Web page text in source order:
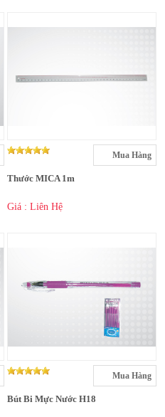
Mua Hàng
Thước MICA 1m
Giá : Liên Hệ
Mua Hàng
Bút Bi Mực Nước H18